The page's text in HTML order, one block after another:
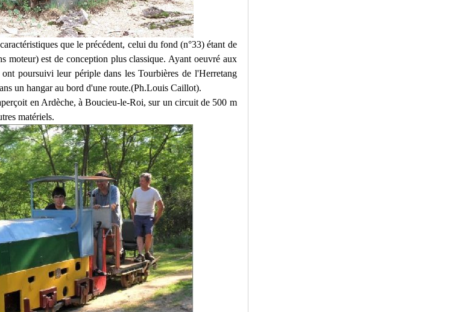
que le précédent, celui du fond (n°33) étant de
moteur) est de conception plus classique. Ayant oeuvré aux
poursuivi leur périple dans les Tourbières de l'Herretang
un hangar au bord d'une route.(Ph.Louis Caillot).
en Ardèche, à Boucieu-le-Roi, sur un circuit de 500 m
matériels.